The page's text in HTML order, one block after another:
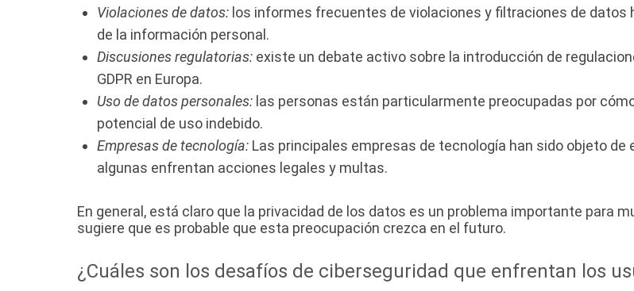
Violaciones de datos: los informes frecuentes de violaciones y filtraciones de
de la información personal.
Discusiones regulatorias: existe un debate activo sobre la introducción de
GDPR en Europa.
Uso de datos personales: las personas están particularmente preocupadas por
potencial de uso indebido.
Empresas de tecnología: Las principales empresas de tecnología han sido objeto
algunas enfrentan acciones legales y multas.
En general, está claro que la privacidad de los datos es un problema importante para
sugiere que es probable que esta preocupación crezca en el futuro.
¿Cuáles son los desafíos de ciberseguridad que enfrentan los